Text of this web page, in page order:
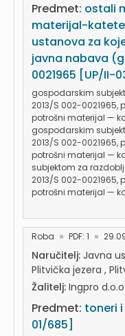
Predmet: ostali
materijal-
ustanova za
javna nabava
0021965 [UP/II-
gospodarskim
2013/S 002-
potrošni materijal —
gospodarskim
2013/S 002-
potrošni materijal —
subjektom za
2013/S 002-
potrošni materijal —
Roba PDF: 1
Naručitelj: Javna
Plitvička jezera ,
Žalitelj: Ingpro
Predmet: toneri
01/685]